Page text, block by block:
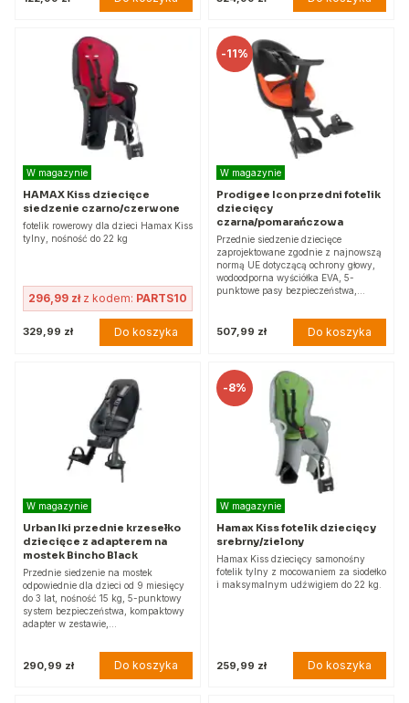
W magazynie
HAMAX Kiss dziecięce
siedzenie czarno/czerwone
fotelik rowerowy dla dzieci Hamax Kiss
tylny, nośność do 22 kg
296,99 złz kodem: PARTS10
329,99 zł Do koszyka
-11%
W magazynie
Prodigee Icon przedni fotelik
dziecięcy
czarna/pomarańczowa
Przednie siedzenie dziecięce
zaprojektowane zgodnie z najnowszą
normą UE dotyczącą ochrony głowy,
wodoodporna wyściółka EVA, 5-
punktowe pasy bezpieczeństwa,…
507,99 zł Do koszyka
W magazynie
Urban Iki przednie krzesełko
dziecięce z adapterem na
mostek Bincho Black
Przednie siedzenie na mostek
odpowiednie dla dzieci od 9 miesięcy
do 3 lat, nośność 15 kg, 5-punktowy
system bezpieczeństwa, kompaktowy
adapter w zestawie,…
290,99 zł Do koszyka
-8%
W magazynie
Hamax Kiss fotelik dziecięcy
srebrny/zielony
Hamax Kiss dziecięcy samonośny
fotelik tylny z mocowaniem za siodełko
i maksymalnym udźwigiem do 22 kg.
259,99 zł Do koszyka